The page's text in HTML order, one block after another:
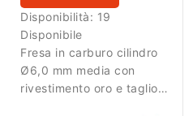
Disponibilità: 19
Disponibile
Fresa in carburo cilindro
Ø6,0 mm media con
rivestimento oro e taglio